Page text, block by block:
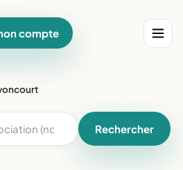
compte
Rechercher